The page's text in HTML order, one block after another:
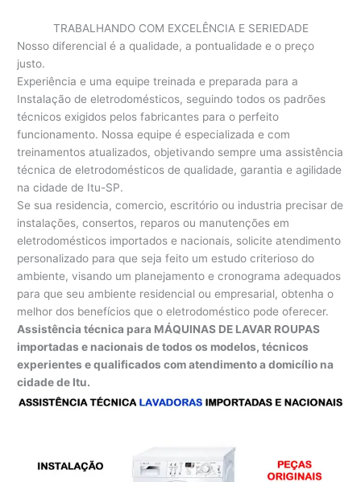
TRABALHANDO COM EXCELÊNCIA E SERIEDADE
Nosso diferencial é a qualidade, a pontualidade e o preço
justo.
Experiência e uma equipe treinada e preparada para a
Instalação de eletrodomésticos, seguindo todos os padrões
técnicos exigidos pelos fabricantes para o perfeito
funcionamento. Nossa equipe é especializada e com
treinamentos atualizados, objetivando sempre uma assistência
técnica de eletrodomésticos de qualidade, garantia e agilidade
na cidade de Itu-SP.
Se sua residencia, comercio, escritório ou industria precisar de
instalações, consertos, reparos ou manutenções em
eletrodomésticos importados e nacionais, solicite atendimento
personalizado para que seja feito um estudo criterioso do
ambiente, visando um planejamento e cronograma adequados
para que seu ambiente residencial ou empresarial, obtenha o
melhor dos benefícios que o eletrodoméstico pode oferecer.
Assistência técnica para MÁQUINAS DE LAVAR ROUPAS
importadas e nacionais de todos os modelos, técnicos
experientes e qualificados com atendimento a domicílio na
cidade de Itu.